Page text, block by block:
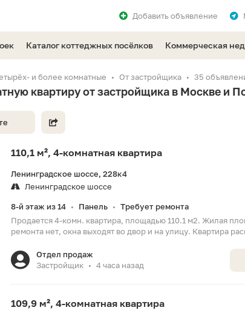
Добавитьобъявление
Каталог коттеджных посёлков Коммерческая
и более комнатные От застройщика 35
квартиру от застройщика в Москве и
110,1 м², 4-комнатная квартира
Ленинградское шоссе, 228к4
Ленинградское шоссе
8-й этаж из 14 • Панель • Требует ремонта
Продается 4-комн. квартира, площадью 110.1 м2. Жилая
ремонта нет, окна выходят во двор и на улицу. Квартира
Отдел продаж
Застройщик • 4 часа назад
109,9 м², 4-комнатная квартира